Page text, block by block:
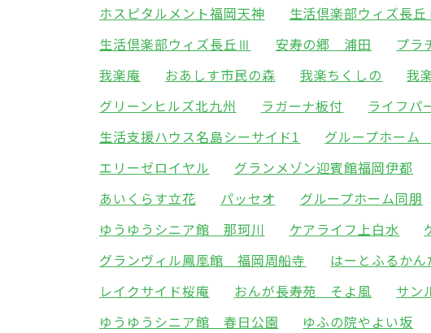
ホスピタルメント福岡天神
生活倶楽部ウィズ長
生活倶楽部ウィズ長丘Ⅲ
安寿の郷 浦田 プラ
我楽庵
おあしす市民の森 我楽ちくしの 我
グリーンヒルズ北九州
ラガーナ板付 ライフパ
生活支援ハウス名島シーサイド1
グループホーム
エリーゼロイヤル
グランメゾン迎賓館福岡伊都
あいくらす立花
パッセオ グループホーム同朋
ゆうゆうシニア館 那珂川
ケアライフ上白水
グランヴィル鳳凰館 福岡周船寺
はーとふるかん
レイクサイド桜庵
おんが長寿苑 そよ風 サン
ゆうゆうシニア館 春日公園
ゆふの院やよい坂